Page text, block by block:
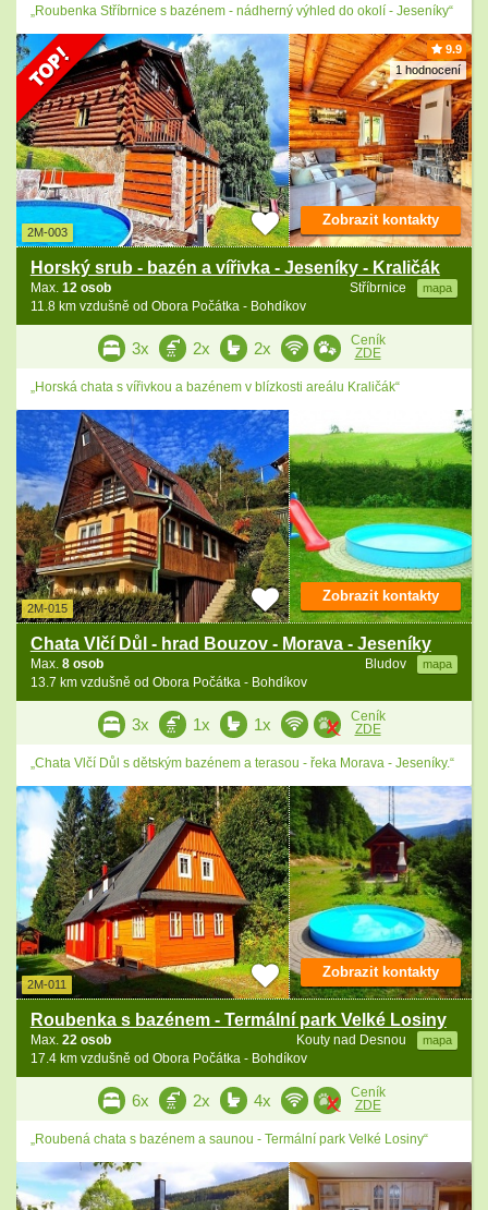
„Roubenka Stříbrnice s bazénem - nádherný výhled do okolí - Jeseníky“
9.9
1 hodnocení
2M-003
Horský srub - bazén a vířivka - Jeseníky - Kraličák
Stříbrnice mapa
Max. 12 osob
11.8 km vzdušně od Obora Počátka - Bohdíkov
Zobrazit kontakty
3x 2x 2x
Ceník
ZDE
„Horská chata s vířivkou a bazénem v blízkosti areálu Kraličák“
2M-015
Chata Vlčí Důl - hrad Bouzov - Morava - Jeseníky
Bludov mapa
Max. 8 osob
13.7 km vzdušně od Obora Počátka - Bohdíkov
Zobrazit kontakty
3x 1x 1x
Ceník
ZDE
„Chata Vlčí Důl s dětským bazénem a terasou - řeka Morava - Jeseníky.“
2M-011
Roubenka s bazénem - Termální park Velké Losiny
Kouty nad Desnou mapa
Max. 22 osob
17.4 km vzdušně od Obora Počátka - Bohdíkov
Zobrazit kontakty
6x 2x 4x
Ceník
ZDE
„Roubená chata s bazénem a saunou - Termální park Velké Losiny“